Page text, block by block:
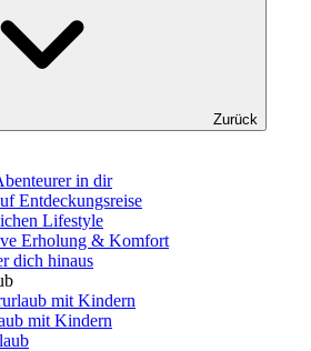
Zurück
in dir
Entdeckungsreise
Lifestyle
Erholung & Komfort
dich hinaus
mit Kindern
mit Kindern